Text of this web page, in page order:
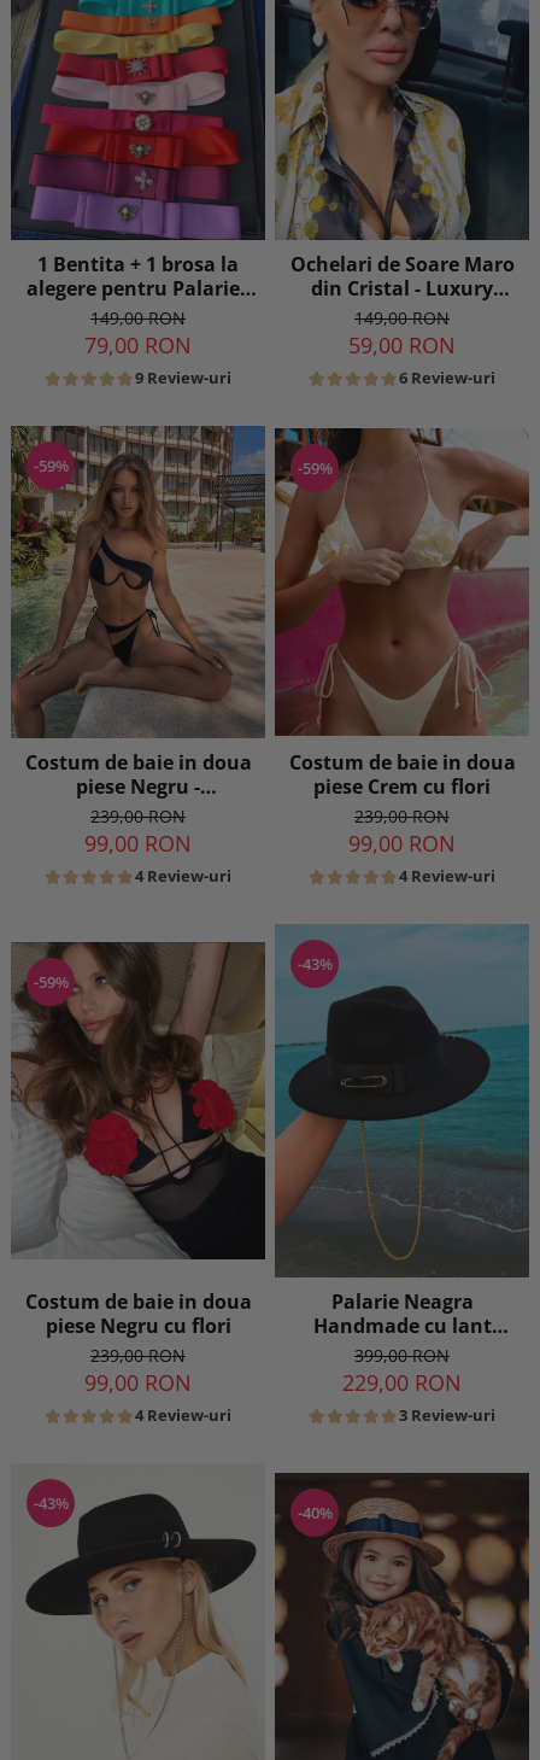
1 Bentita + 1 brosa la
alegere pentru Palarie -
16 culori
149,00 RON
79,00 RON
9 Review-uri
Ochelari de Soare Maro
din Cristal - Luxury
Edition
149,00 RON
59,00 RON
6 Review-uri
-59%
Costum de baie in doua
piese Negru -
transparent
239,00 RON
99,00 RON
4 Review-uri
-59%
Costum de baie in doua
piese Crem cu flori
239,00 RON
99,00 RON
4 Review-uri
-59%
Costum de baie in doua
piese Negru cu flori
239,00 RON
99,00 RON
4 Review-uri
-43%
Palarie Neagra
Handmade cu lant
detasabil
399,00 RON
229,00 RON
3 Review-uri
-43% -40%